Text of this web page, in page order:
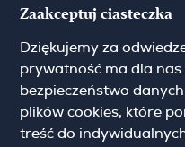
Zaakceptuj ciasteczka
Dziękujemy za
prywatność ma dla
bezpieczeństwo
plików cookies, które
treść do